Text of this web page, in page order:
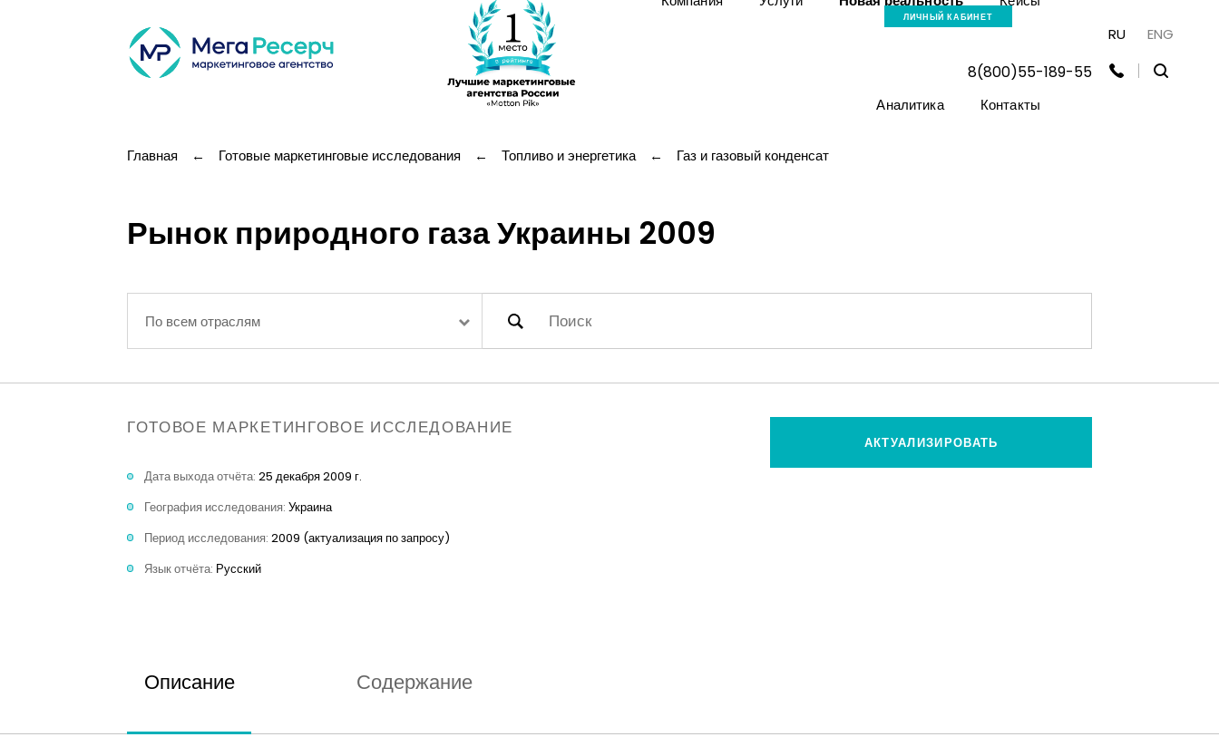
ЛИЧНЫЙ КАБИНЕТ
Аналитика Контакты
RU ENG
8(800)55-189-55
Главная ← Готовые маркетинговые исследования ← Топливо и энергетика ← Газ и газовый конденсат
Рынок природного газа Украины 2009
По всем отраслям
ГОТОВОЕ МАРКЕТИНГОВОЕ ИССЛЕДОВАНИЕ
Дата выхода отчёта: 25 декабря 2009 г.
География исследования: Украина
Период исследования: 2009 (актуализация по запросу)
Язык отчёта: Русский
АКТУАЛИЗИРОВАТЬ
Описание Содержание